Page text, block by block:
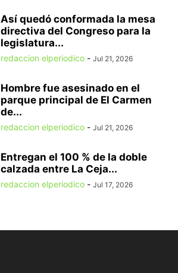
Así quedó conformada la mesa
directiva del Congreso para la
legislatura...
redaccion elperiodico - Jul 21, 2026
Hombre fue asesinado en el
parque principal de El Carmen
de...
redaccion elperiodico - Jul 21, 2026
Entregan el 100 % de la doble
calzada entre La Ceja...
redaccion elperiodico - Jul 17, 2026